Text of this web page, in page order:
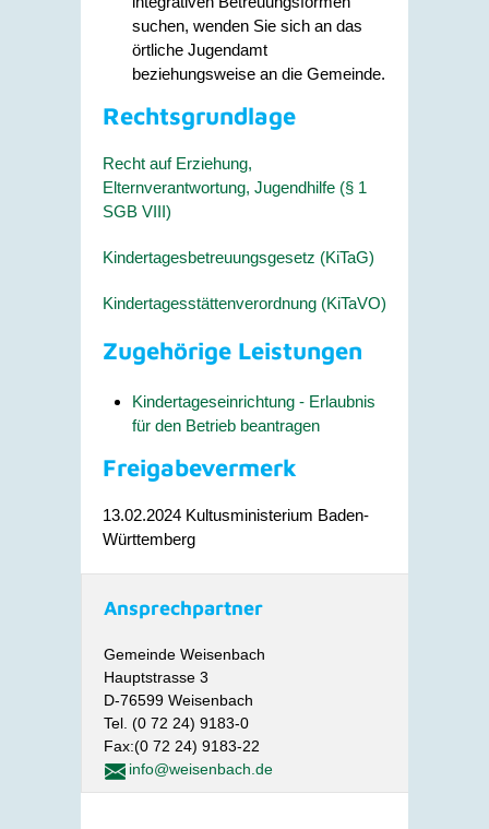
suchen, wenden Sie sich an das
örtliche Jugendamt
beziehungsweise an die Gemeinde.
Rechtsgrundlage
Recht auf Erziehung,
Elternverantwortung, Jugendhilfe (§ 1
SGB VIII)
Kindertagesbetreuungsgesetz (KiTaG)
Kindertagesstättenverordnung (KiTaVO)
Zugehörige Leistungen
Kindertageseinrichtung - Erlaubnis
für den Betrieb beantragen
Freigabevermerk
13.02.2024 Kultusministerium Baden-
Württemberg
Ansprechpartner
Gemeinde Weisenbach
Hauptstrasse 3
D-76599 Weisenbach
Tel. (0 72 24) 9183-0
Fax:(0 72 24) 9183-22
info@weisenbach.de